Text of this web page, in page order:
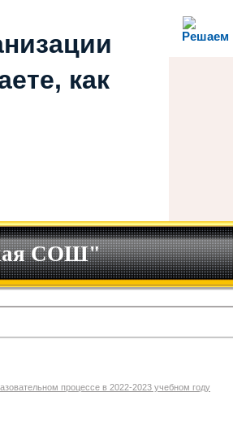
Решаем
как
СОШ"
процессе в 2022-2023 учебном году